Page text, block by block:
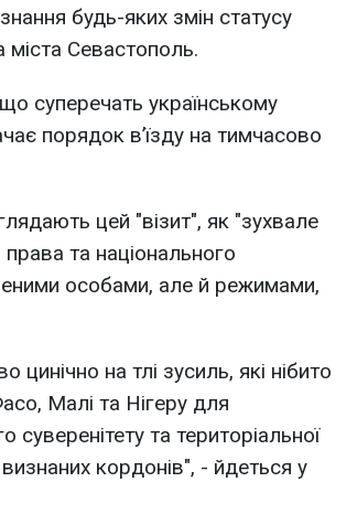
будь-яких змін статусу
Севастополь.
суперечать українському
порядок в’їзду на тимчасово
цей "візит", як "зухвале
та національного
особами, але й режимами,
цинічно на тлі зусиль, які нібито
Малі та Нігеру для
та територіальної
кордонів", - йдеться у